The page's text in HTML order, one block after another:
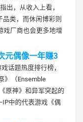
出，从收入上看，
品类，而休闲博彩则
戏厂商也会更多地增
元偶像一年赚3
话题热度排行榜，
》（Ensemble
原神》和异军突起的
IP中的代表游戏《偶